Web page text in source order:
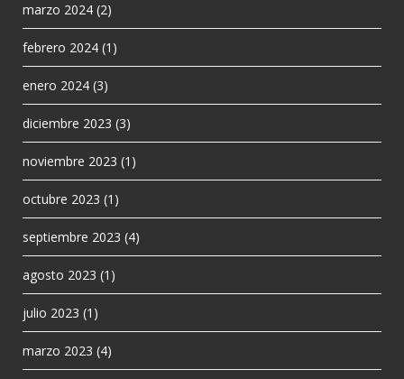
marzo 2024 (2)
febrero 2024 (1)
enero 2024 (3)
diciembre 2023 (3)
noviembre 2023 (1)
octubre 2023 (1)
septiembre 2023 (4)
agosto 2023 (1)
julio 2023 (1)
marzo 2023 (4)